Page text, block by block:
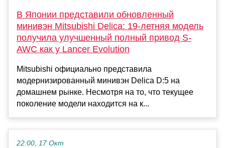
В Японии представили обновленный
минивэн Mitsubishi Delica: 19-летняя модель
получила улучшенный полный привод S-
AWC как у Lancer Evolution
Mitsubishi официально представила
модернизированный минивэн Delica D:5 на
домашнем рынке. Несмотря на то, что текущее
поколение модели находится на к...
22:00, 17 Окт